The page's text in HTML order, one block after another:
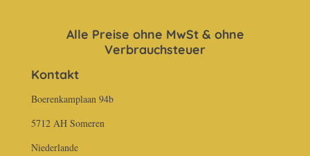
Alle Preise ohne MwSt & ohne
Verbrauchsteuer
Kontakt
Boerenkamplaan 94b
5712 AH Someren
Niederlande